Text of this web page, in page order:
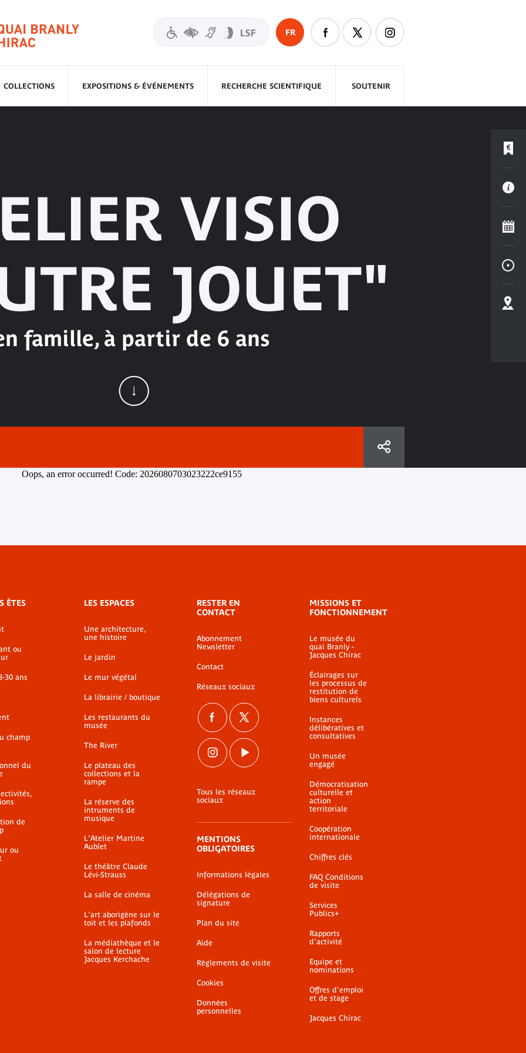
FR
COLLECTIONS EXPOSITIONS & ÉVÉNEMENTS RECHERCHE SCIENTIFIQUE SOUTENIR
VISIO
JOUET"
famille, à partir de 6 ans
Oops, an error occurred! Code: 2026080703023222ce9155
ÊTES
ou
30 ans
champ
du
de
ou
LES ESPACES
Une architecture,
une histoire
Le jardin
Le mur végétal
La librairie / boutique
Les restaurants du
musée
The River
Le plateau des
collections et la
rampe
La réserve des
intruments de
musique
L'Atelier Martine
Aublet
Le théâtre Claude
Lévi-Strauss
La salle de cinéma
L'art aborigène sur le
toit et les plafonds
La médiathèque et le
salon de lecture
Jacques Kerchache
RESTER EN
CONTACT
Abonnement
Newsletter
Contact
Réseaux sociaux
Tous les réseaux
sociaux
MENTIONS
OBLIGATOIRES
Informations légales
Délégations de
signature
Plan du site
Aide
Règlements de visite
Cookies
Données
personnelles
MISSIONS ET
FONCTIONNEMENT
Le musée du
quai Branly -
Jacques Chirac
Éclairages sur
les processus de
restitution de
biens culturels
Instances
délibératives et
consultatives
Un musée
engagé
Démocratisation
culturelle et
action
territoriale
Coopération
internationale
Chiffres clés
FAQ Conditions
de visite
Services
Publics+
Rapports
d'activité
Equipe et
nominations
Offres d'emploi
et de stage
Jacques Chirac